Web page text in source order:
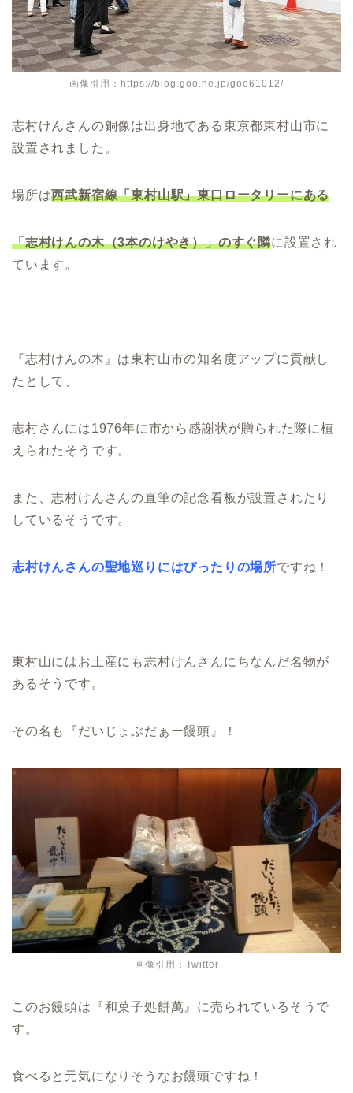
画像引用：https://blog.goo.ne.jp/goo61012/
志村けんさんの銅像は出身地である東京都東村山市に
設置されました。
場所は西武新宿線「東村山駅」東口ロータリーにある
「志村けんの木（3本のけやき）」のすぐ隣に設置され
ています。
『志村けんの木』は東村山市の知名度アップに貢献し
たとして、
志村さんには1976年に市から感謝状が贈られた際に植
えられたそうです。
また、志村けんさんの直筆の記念看板が設置されたり
しているそうです。
志村けんさんの聖地巡りにはぴったりの場所ですね！
東村山にはお土産にも志村けんさんにちなんだ名物が
あるそうです。
その名も『だいじょぶだぁー饅頭』！
画像引用：Twitter
このお饅頭は『和菓子処餅萬』に売られているそうで
す。
食べると元気になりそうなお饅頭ですね！